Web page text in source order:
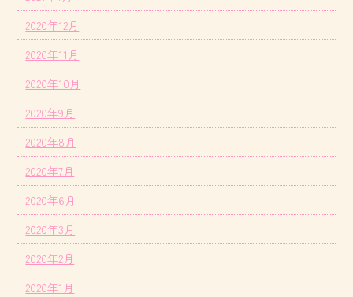
2020年12月
2020年11月
2020年10月
2020年9月
2020年8月
2020年7月
2020年6月
2020年3月
2020年2月
2020年1月